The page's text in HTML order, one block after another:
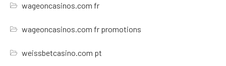
wageoncasinos.com fr
wageoncasinos.com fr promotions
weissbetcasino.com pt